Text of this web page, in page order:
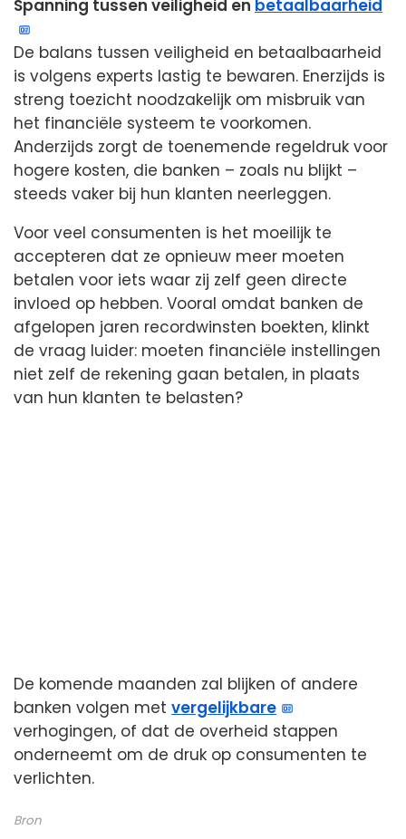
Spanning tussen veiligheid en betaalbaarheid
De balans tussen veiligheid en betaalbaarheid
is volgens experts lastig te bewaren. Enerzijds is
streng toezicht noodzakelijk om misbruik van
het financiële systeem te voorkomen.
Anderzijds zorgt de toenemende regeldruk voor
hogere kosten, die banken – zoals nu blijkt –
steeds vaker bij hun klanten neerleggen.
Voor veel consumenten is het moeilijk te
accepteren dat ze opnieuw meer moeten
betalen voor iets waar zij zelf geen directe
invloed op hebben. Vooral omdat banken de
afgelopen jaren recordwinsten boekten, klinkt
de vraag luider: moeten financiële instellingen
niet zelf de rekening gaan betalen, in plaats
van hun klanten te belasten?
De komende maanden zal blijken of andere
banken volgen met vergelijkbare
verhogingen, of dat de overheid stappen
onderneemt om de druk op consumenten te
verlichten.
Bron